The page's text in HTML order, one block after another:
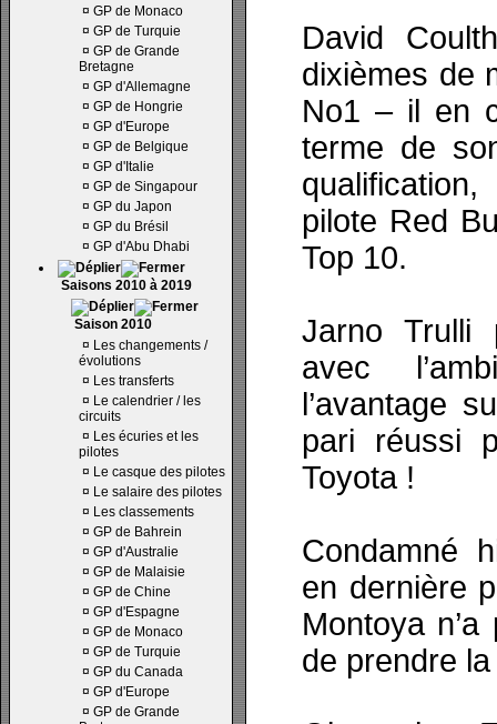
¤ GP de Monaco
¤ GP de Turquie
¤ GP de Grande
Bretagne
¤ GP d'Allemagne
¤ GP de Hongrie
¤ GP d'Europe
¤ GP de Belgique
¤ GP d'Italie
¤ GP de Singapour
¤ GP du Japon
¤ GP du Brésil
¤ GP d'Abu Dhabi
Saisons 2010 à 2019
Saison 2010
¤ Les changements /
évolutions
¤ Les transferts
¤ Le calendrier / les
circuits
¤ Les écuries et les
pilotes
¤ Le casque des pilotes
¤ Le salaire des pilotes
¤ Les classements
¤ GP de Bahrein
¤ GP d'Australie
¤ GP de Malaisie
¤ GP de Chine
¤ GP d'Espagne
¤ GP de Monaco
¤ GP de Turquie
¤ GP du Canada
¤ GP d'Europe
¤ GP de Grande
David
dixièmes de
No1 – il en
terme de
pilote Red
Top 10.
Jarno Trulli
avec
l’avantage
pari réussi
Toyota !
Condamné
en dernière
Montoya
de prendre